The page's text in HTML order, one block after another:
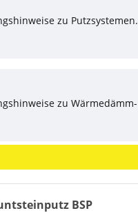
zu Putzsystemen.
zu Wärmedämm-
BSP